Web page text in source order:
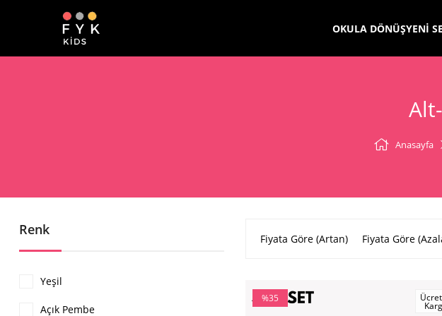
OKULA DÖNÜŞYENİ
Anasayfa
Renk
Yeşil
Açık Pembe
Fiyata Göre (Artan) Fiyata Göre
%35